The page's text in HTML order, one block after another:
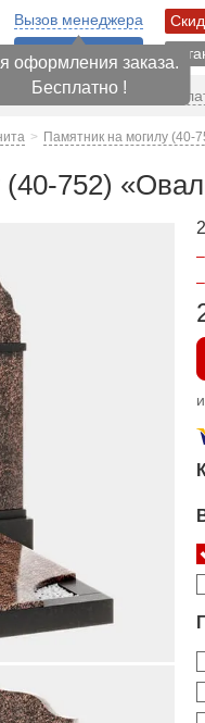
Вызов менеджера
оформления заказа.
Бесплатно !
ПЕРЕЗВОНИТЬ
Сроки Гарантия
Памятник на могилу (40-
752)